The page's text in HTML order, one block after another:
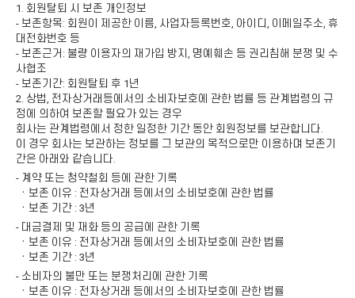
1. 회원탈퇴 시 보존 개인정보
- 보존항목: 회원이 제공한 이름, 사업자등록번호, 아이디, 이메일주소, 휴
대전화번호 등
- 보존근거: 불량 이용자의 재가입 방지, 명예훼손 등 권리침해 분쟁 및 수
사협조
- 보존기간: 회원탈퇴 후 1년
2. 상법, 전자상거래등에서의 소비자보호에 관한 법률 등 관계법령의 규
정에 의하여 보존할 필요가 있는 경우
회사는 관계법령에서 정한 일정한 기간 동안 회원정보를 보관합니다.
이 경우 회사는 보관하는 정보를 그 보관의 목적으로만 이용하며 보존기
간은 아래와 같습니다.
- 계약 또는 청약철회 등에 관한 기록
ㆍ보존 이유 : 전자상거래 등에서의 소비보호에 관한 법률
ㆍ보존 기간 : 3년
- 대금결제 및 재화 등의 공급에 관한 기록
ㆍ보존 이유 : 전자상거래 등에서의 소비자보호에 관한 법률
ㆍ보존 기간 : 3년
- 소비자의 불만 또는 분쟁처리에 관한 기록
ㆍ보존 이유 : 전자상거래 등에서의 소비자보호에 관한 법률